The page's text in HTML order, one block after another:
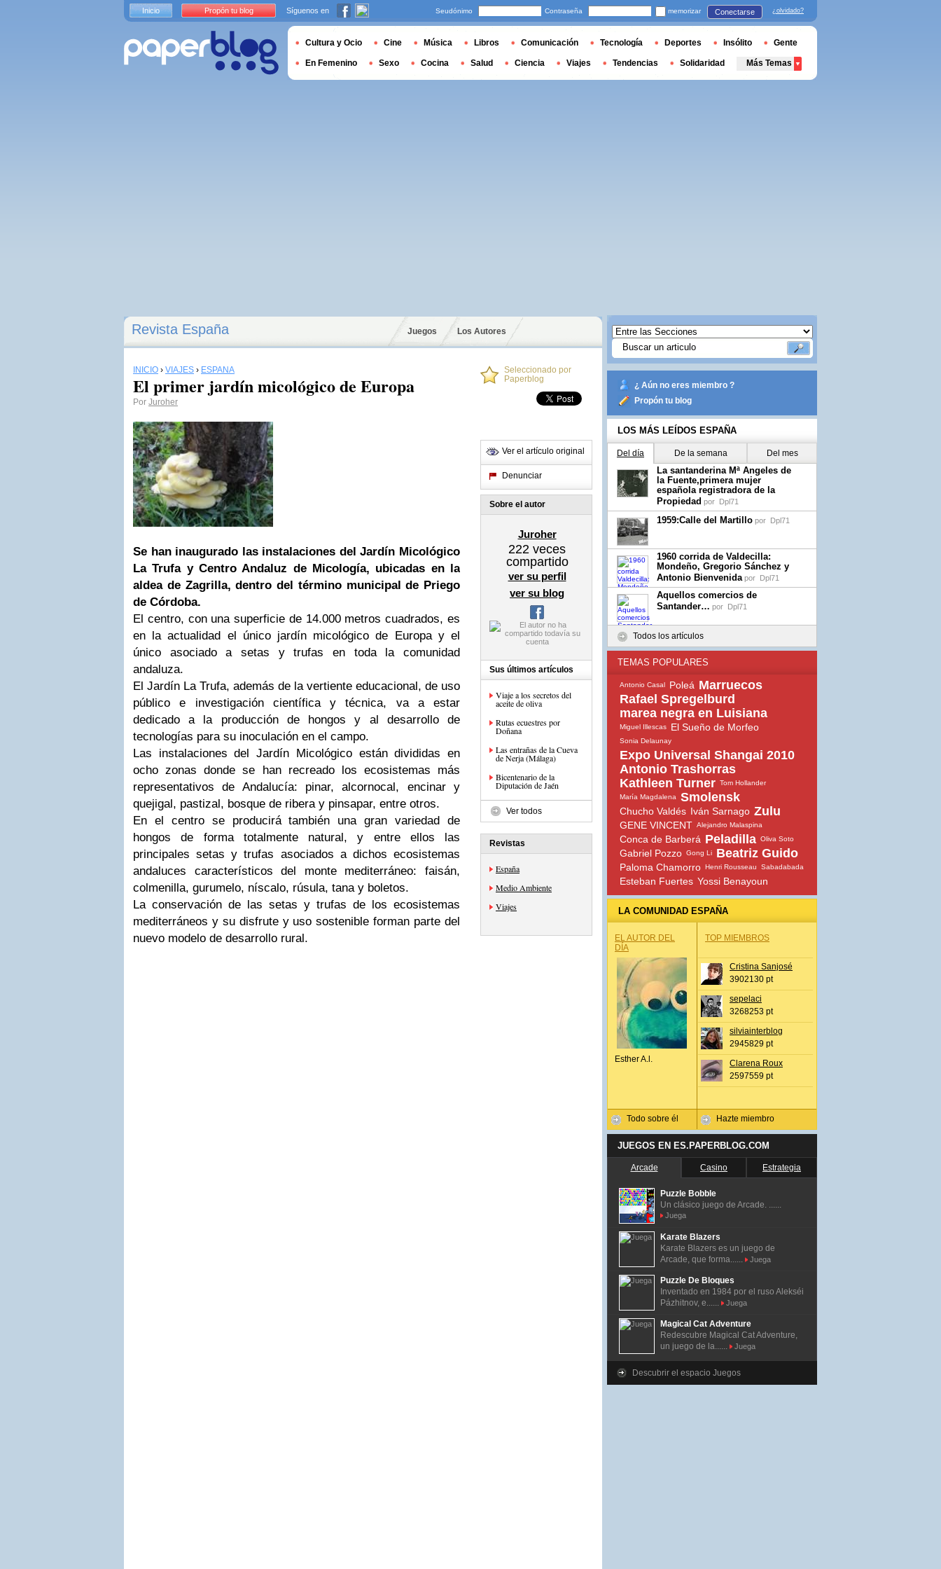
Revista España Juegos Los Autores
INICIO › VIAJES › ESPAÑA
El primer jardín micológico de Europa
Por Juroher
Se han inaugurado las instalaciones del Jardín Micológico
La Trufa y Centro Andaluz de Micología, ubicadas en la
aldea de Zagrilla, dentro del término municipal de Priego
de Córdoba.
El centro, con una superficie de 14.000 metros cuadrados, es
en la actualidad el único jardín micológico de Europa y el
único asociado a setas y trufas en toda la comunidad
andaluza.
El Jardín La Trufa, además de la vertiente educacional, de uso
público e investigación científica y técnica, va a estar
dedicado a la producción de hongos y al desarrollo de
tecnologías para su inoculación en el campo.
Las instalaciones del Jardín Micológico están divididas en
ocho zonas donde se han recreado los ecosistemas más
representativos de Andalucía: pinar, alcornocal, encinar y
quejigal, pastizal, bosque de ribera y pinsapar, entre otros.
En el centro se producirá también una gran variedad de
hongos de forma totalmente natural, y entre ellos las
principales setas y trufas asociados a dichos ecosistemas
andaluces característicos del monte mediterráneo: faisán,
colmenilla, gurumelo, níscalo, rúsula, tana y boletos.
La conservación de las setas y trufas de los ecosistemas
mediterráneos y su disfrute y uso sostenible forman parte del
nuevo modelo de desarrollo rural.
Seleccionado por
Paperblog
Ver el artículo original
Denunciar
Sobre el autor
Juroher
222 veces
compartido
ver su perfil
ver su blog
Sus últimos artículos
Viaje a los secretos del
aceite de oliva
Rutas ecuestres por
Doñana
Las entrañas de la Cueva
de Nerja (Málaga)
Bicentenario de la
Diputación de Jaén
Ver todos
Revistas
España
Medio Ambiente
Viajes
¿ Aún no eres miembro ?
Propón tu blog
LOS MÁS LEÍDOS ESPAÑA
Del día De la semana Del mes
La santanderina Mª Angeles de
la Fuente,primera mujer
española registradora de la
Propiedad por Dpl71
1959:Calle del Martillo por Dpl71
1960 corrida de Valdecilla:
Mondeño, Gregorio Sánchez y
Antonio Bienvenida por Dpl71
Aquellos comercios de
Santander… por Dpl71
Todos los artículos
TEMAS POPULARES
Antonio Casal Poleá Marruecos
Rafael Spregelburd
marea negra en Luisiana
Miguel Illescas El Sueño de Morfeo
Sonia Delaunay
Expo Universal Shangai 2010
Antonio Trashorras
Kathleen Turner Tom Hollander
María Magdalena
Smolensk
Chucho Valdés Iván Sarnago Zulu
GENE VINCENT Alejandro Malaspina
Conca de Barberá Peladilla Oliva Soto
Gabriel Pozzo Gong Li Beatriz Guido
Paloma Chamorro Henri Rousseau Sabadabada
Esteban Fuertes Yossi Benayoun
LA COMUNIDAD ESPAÑA
EL AUTOR DEL
DÍA
Esther A.l.
Todo sobre él
TOP MIEMBROS
Cristina Sanjosé
3902130 pt
sepelaci
3268253 pt
silviainterblog
2945829 pt
Clarena Roux
2597559 pt
Hazte miembro
JUEGOS EN ES.PAPERBLOG.COM
Arcade Casino Estrategia
Puzzle Bobble
Un clásico juego de Arcade. ......
Juega
Karate Blazers
Karate Blazers es un juego de
Arcade, que forma......
Juega
Puzzle De Bloques
Inventado en 1984 por el ruso Alekséi
Pázhitnov, e......
Juega
Magical Cat Adventure
Redescubre Magical Cat Adventure,
un juego de la......
Juega
Descubrir el espacio Juegos
Inicio Propón tu blog Síguenos en Seudónimo Contraseña memorizar Conectarse ¿olvidado?
Cultura y Ocio Cine Música Libros Comunicación Tecnología Deportes Insólito Gente
En Femenino Sexo Cocina Salud Ciencia Viajes Tendencias Solidaridad Más Temas